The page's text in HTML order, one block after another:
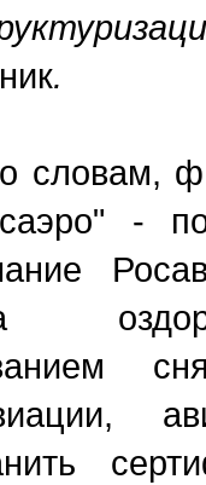
.
словам,
-